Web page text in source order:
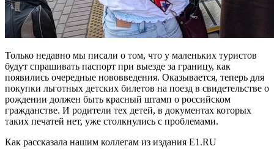
Только недавно мы писали о том, что у маленьких туристов
будут спрашивать паспорт при выезде за границу, как
появились очередные нововведения. Оказывается, теперь для
покупки льготных детских билетов на поезд в свидетельстве о
рождении должен быть красный штамп о российском
гражданстве. И родители тех детей, в документах которых
таких печатей нет, уже столкнулись с проблемами.
Как рассказала нашим коллегам из издания E1.RU